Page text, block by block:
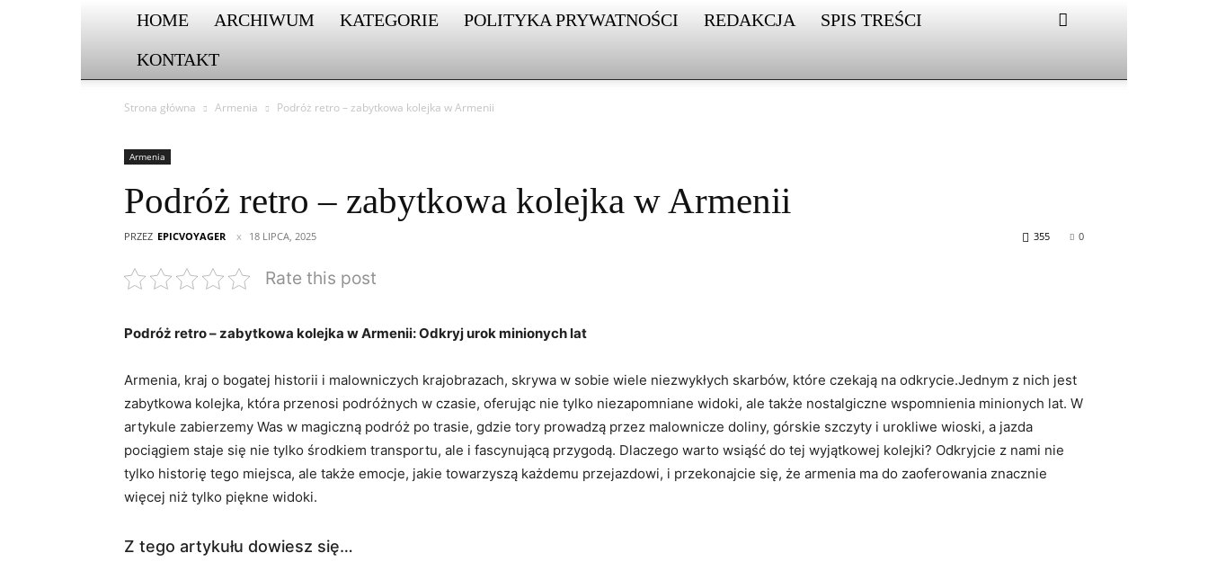
HOME ARCHIWUM KATEGORIE POLITYKA PRYWATNOŚCI REDAKCJA
SPIS TREŚCI
KONTAKT
Strona główna Armenia Podróż retro – zabytkowa kolejka w Armenii
Armenia
Podróż retro – zabytkowa kolejka w Armenii
PRZEZ EPICVOYAGER 18 LIPCA, 2025 0
355
Rate this post
Podróż retro​ –⁤ zabytkowa kolejka w Armenii: ​Odkryj ‍urok ​minionych⁢ lat
Armenia,⁣ kraj o bogatej ⁣historii i malowniczych krajobrazach, ‍skrywa w sobie wiele niezwykłych skarbów, które czekają na odkrycie.Jednym z nich jest
zabytkowa kolejka, która przenosi ⁣podróżnych w czasie, oferując nie‍ tylko ‍niezapomniane ‍widoki,⁤ ale także nostalgiczne wspomnienia minionych lat. W
artykule zabierzemy Was w magiczną⁤ podróż po trasie, gdzie tory prowadzą przez malownicze doliny, górskie ‍szczyty i urokliwe wioski,⁣ a jazda
pociągiem staje się nie‌ tylko środkiem transportu, ale i‌ fascynującą⁢ przygodą. Dlaczego warto wsiąść ‌do tej wyjątkowej kolejki? Odkryjcie‍ z nami nie
tylko historię ‍tego miejsca, ale także emocje, jakie towarzyszą każdemu przejazdowi, i przekonajcie się, że armenia ​ma do zaoferowania znacznie
więcej niż tylko piękne widoki.
Z tego artykułu dowiesz się…